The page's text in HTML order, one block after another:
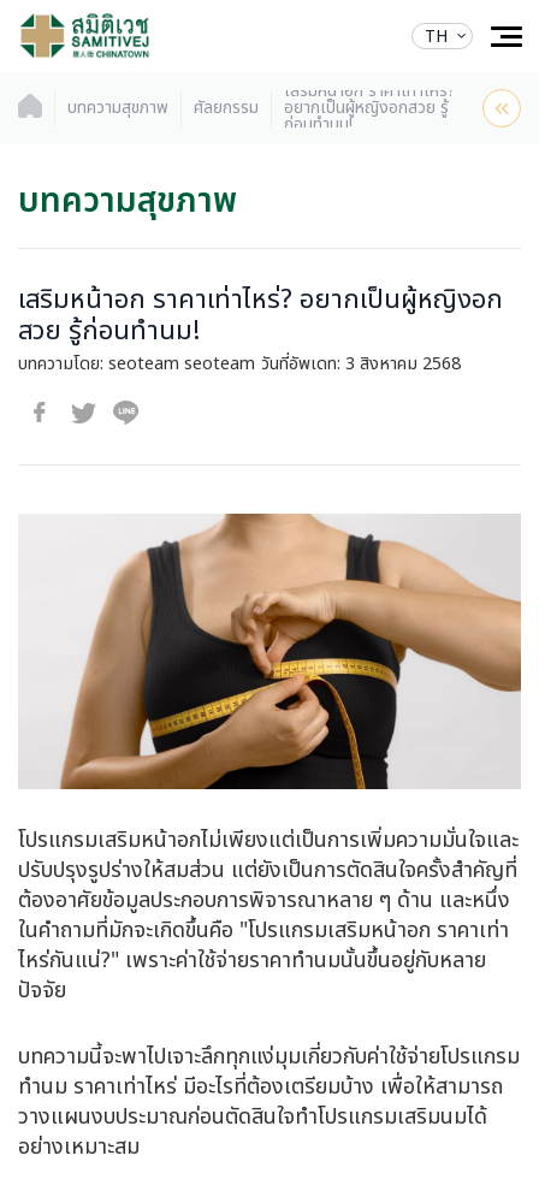
TH
บทความสุขภาพ ศัลยกรรม
เสริมหน้าอก ราคาเท่าไหร่?
อยากเป็นผู้หญิงอกสวย รู้
ก่อนทำนม!
บทความสุขภาพ
เสริมหน้าอก ราคาเท่าไหร่? อยากเป็นผู้หญิงอก
สวย รู้ก่อนทำนม!
บทความโดย: seoteam seoteam วันที่อัพเดท: 3 สิงหาคม 2568
โปรแกรมเสริมหน้าอกไม่เพียงแต่เป็นการเพิ่มความมั่นใจและ
ปรับปรุงรูปร่างให้สมส่วน แต่ยังเป็นการตัดสินใจครั้งสำคัญที่
ต้องอาศัยข้อมูลประกอบการพิจารณาหลาย ๆ ด้าน และหนึ่ง
ในคำถามที่มักจะเกิดขึ้นคือ "โปรแกรมเสริมหน้าอก ราคาเท่า
ไหร่กันแน่?" เพราะค่าใช้จ่ายราคาทำนมนั้นขึ้นอยู่กับหลาย
ปัจจัย
บทความนี้จะพาไปเจาะลึกทุกแง่มุมเกี่ยวกับค่าใช้จ่ายโปรแกรม
ทำนม ราคาเท่าไหร่ มีอะไรที่ต้องเตรียมบ้าง เพื่อให้สามารถ
วางแผนงบประมาณก่อนตัดสินใจทำโปรแกรมเสริมนมได้
อย่างเหมาะสม